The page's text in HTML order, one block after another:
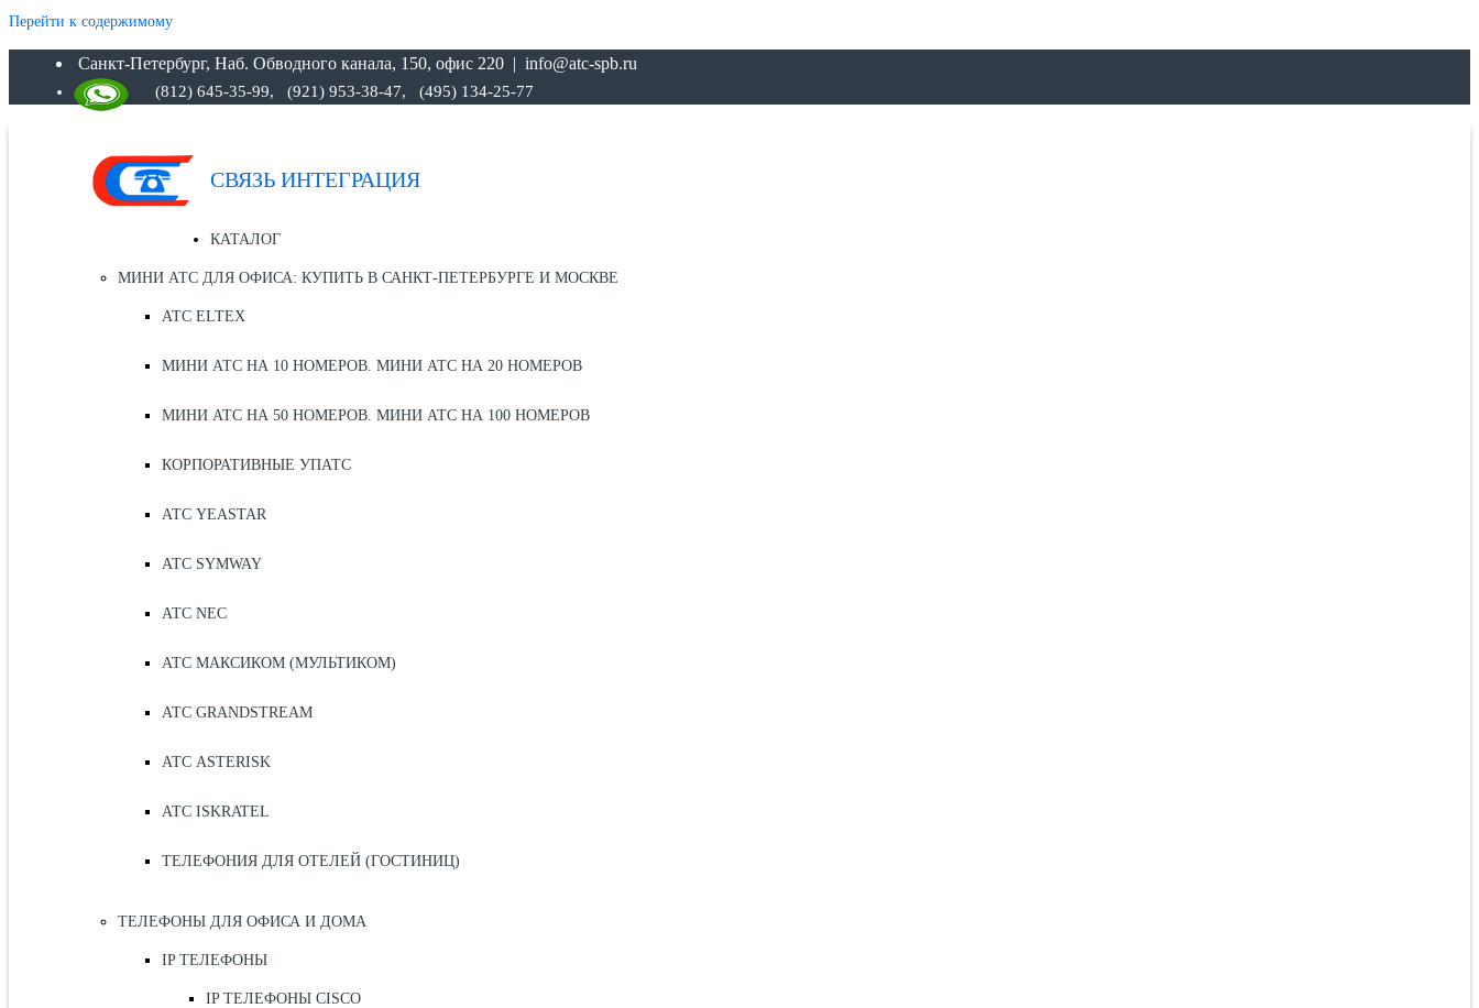
Перейти к содержимому
Санкт-Петербург, Наб. Обводного канала, 150, офис 220 | info@atc-spb.ru
(812) 645-35-99, (921) 953-38-47, (495) 134-25-77
СВЯЗЬ ИНТЕГРАЦИЯ
КАТАЛОГ
МИНИ АТС ДЛЯ ОФИСА: КУПИТЬ В САНКТ-ПЕТЕРБУРГЕ И МОСКВЕ
АТС ELTEX
МИНИ АТС НА 10 НОМЕРОВ. МИНИ АТС НА 20 НОМЕРОВ
МИНИ АТС НА 50 НОМЕРОВ. МИНИ АТС НА 100 НОМЕРОВ
КОРПОРАТИВНЫЕ УПАТС
АТС YEASTAR
АТС SYMWAY
АТС NEC
АТС МАКСИКОМ (МУЛЬТИКОМ)
АТС GRANDSTREAM
АТС ASTERISK
АТС ISKRATEL
ТЕЛЕФОНИЯ ДЛЯ ОТЕЛЕЙ (ГОСТИНИЦ)
ТЕЛЕФОНЫ ДЛЯ ОФИСА И ДОМА
IP ТЕЛЕФОНЫ
IP ТЕЛЕФОНЫ CISCO